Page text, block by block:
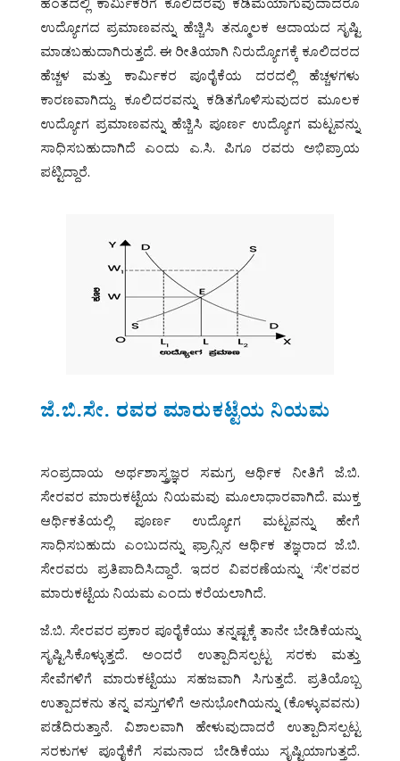
ಹಂತದಲ್ಲಿ ಕಾರ್ಮಿಕರಿಗೆ ಕೂಲಿದರವು ಕಡಿಮೆಯಾಗುವುದಾದರೂ
ಉದ್ಯೋಗದ ಪ್ರಮಾಣವನ್ನು ಹೆಚ್ಚಿಸಿ ತನ್ಮೂಲಕ ಆದಾಯದ ಸೃಷ್ಟಿ
ಮಾಡಬಹುದಾಗಿರುತ್ತದೆ. ಈ ರೀತಿಯಾಗಿ ನಿರುದ್ಯೋಗಕ್ಕೆ ಕೂಲಿದರದ
ಹೆಚ್ಚಳ ಮತ್ತು ಕಾರ್ಮಿಕರ ಪೂರೈಕೆಯ ದರದಲ್ಲಿ ಹೆಚ್ಚಳಗಳು
ಕಾರಣವಾಗಿದ್ದು, ಕೂಲಿದರವನ್ನು ಕಡಿತಗೊಳಿಸುವುದರ ಮೂಲಕ
ಉದ್ಯೋಗ ಪ್ರಮಾಣವನ್ನು ಹೆಚ್ಚಿಸಿ ಪೂರ್ಣ ಉದ್ಯೋಗ ಮಟ್ಟವನ್ನು
ಸಾಧಿಸಬಹುದಾಗಿದೆ ಎಂದು ಎ.ಸಿ. ಪಿಗೂ ರವರು ಅಭಿಪ್ರಾಯ
ಪಟ್ಟಿದ್ದಾರೆ.
ಜೆ.ಬಿ.ಸೇ. ರವರ ಮಾರುಕಟ್ಟೆಯ ನಿಯಮ
ಸಂಪ್ರದಾಯ ಅರ್ಥಶಾಸ್ತ್ರಜ್ಞರ ಸಮಗ್ರ ಆರ್ಥಿಕ ನೀತಿಗೆ ಜೆ.ಬಿ.
ಸೇರವರ ಮಾರುಕಟ್ಟೆಯ ನಿಯಮವು ಮೂಲಾಧಾರವಾಗಿದೆ. ಮುಕ್ತ
ಆರ್ಥಿಕತೆಯಲ್ಲಿ ಪೂರ್ಣ ಉದ್ಯೋಗ ಮಟ್ಟವನ್ನು ಹೇಗೆ
ಸಾಧಿಸಬಹುದು ಎಂಬುದನ್ನು ಫ್ರಾನ್ಸಿನ ಆರ್ಥಿಕ ತಜ್ಞರಾದ ಜೆ.ಬಿ.
ಸೇರವರು ಪ್ರತಿಪಾದಿಸಿದ್ದಾರೆ. ಇದರ ವಿವರಣೆಯನ್ನು ‘ಸೇ’ರವರ
ಮಾರುಕಟ್ಟೆಯ ನಿಯಮ ಎಂದು ಕರೆಯಲಾಗಿದೆ.
ಜೆ.ಬಿ. ಸೇರವರ ಪ್ರಕಾರ ಪೂರೈಕೆಯು ತನ್ನಷ್ಟಕ್ಕೆ ತಾನೇ ಬೇಡಿಕೆಯನ್ನು
ಸೃಷ್ಟಿಸಿಕೊಳ್ಳುತ್ತದೆ. ಅಂದರೆ ಉತ್ಪಾದಿಸಲ್ಪಟ್ಟ ಸರಕು ಮತ್ತು
ಸೇವೆಗಳಿಗೆ ಮಾರುಕಟ್ಟೆಯು ಸಹಜವಾಗಿ ಸಿಗುತ್ತದೆ. ಪ್ರತಿಯೊಬ್ಬ
ಉತ್ಪಾದಕನು ತನ್ನ ವಸ್ತುಗಳಿಗೆ ಅನುಭೋಗಿಯನ್ನು (ಕೊಳ್ಳುವವನು)
ಪಡೆದಿರುತ್ತಾನೆ. ವಿಶಾಲವಾಗಿ ಹೇಳುವುದಾದರೆ ಉತ್ಪಾದಿಸಲ್ಪಟ್ಟ
ಸರಕುಗಳ ಪೂರೈಕೆಗೆ ಸಮನಾದ ಬೇಡಿಕೆಯು ಸೃಷ್ಟಿಯಾಗುತ್ತದೆ.